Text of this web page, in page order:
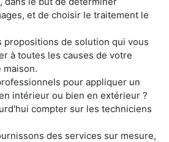
et de choisir le traitement le
propositions de solution qui vous
à toutes les causes de votre
maison.
pour appliquer un
intérieur ou bien en extérieur ?
compter sur les techniciens
des services sur mesure,